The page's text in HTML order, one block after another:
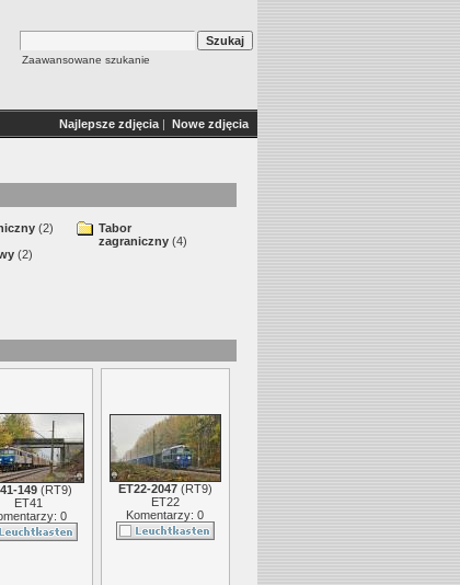
Zaawansowane szukanie
Najlepsze zdjęcia| Nowe zdjęcia
(2)
(2)
Tabor
zagraniczny(4)
149(RT9)
ET41
0
ET22-2047(RT9)
ET22
Komentarzy: 0